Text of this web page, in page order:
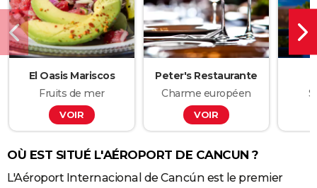
El Oasis Mariscos
Fruits de mer
VOIR
Peter's Restaurante
Charme européen
VOIR
OÙ EST SITUÉ L'AÉROPORT DE CANCUN ?
L'Aéroport Internacional de Cancún est le premier